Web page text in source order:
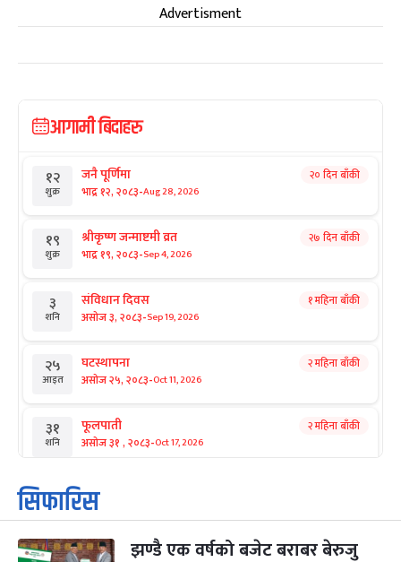
Advertisment
आगामी बिदाहरु
१२
शुक्र
जनै पूर्णिमा
भाद्र १२, २०८३-Aug 28, 2026
२० दिन बाँकी
१९
शुक्र
श्रीकृष्ण जन्माष्टमी व्रत
भाद्र १९, २०८३-Sep 4, 2026
२७ दिन बाँकी
३
शनि
संविधान दिवस
असोज ३, २०८३-Sep 19, 2026
१ महिना बाँकी
२५
आइत
घटस्थापना
असोज २५, २०८३-Oct 11, 2026
२ महिना बाँकी
३१
शनि
फूलपाती
असोज ३१ , २०८३-Oct 17, 2026
२ महिना बाँकी
१
आइत
कार्तिक सङ्क्रान्ति
कार्तिक १, २०८३
३ महानवमी २ महिना बाँकी
सिफारिस
झण्डै एक वर्षको बजेट बराबर बेरुजु